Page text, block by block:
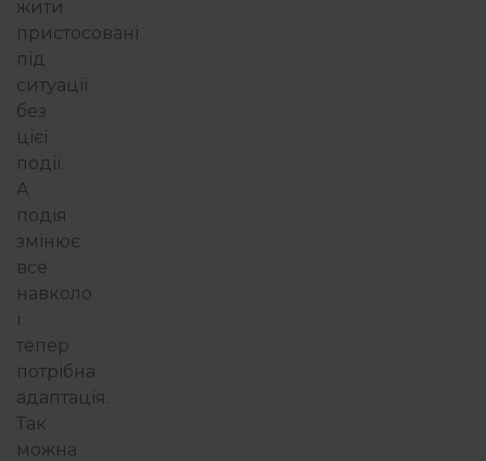
жити
пристосовані
під
ситуації
без
цієї
події.
А
подія
змінює
все
навколо
і
тепер
потрібна
адаптація.
Так
можна